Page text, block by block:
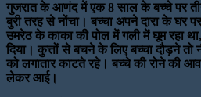
गुजरात के आणंद में एक 8 साल के बच्चे पर
बुरी तरह से नोंचा। बच्चा अपने दारा के घर
उमरेठ के काका की पोल में गली में घूम रहा
दिया। कुत्तों से बचने के लिए बच्चा दौड़ने तो
को लगातार काटते रहे। बच्चे की रोने की
लेकर आई।